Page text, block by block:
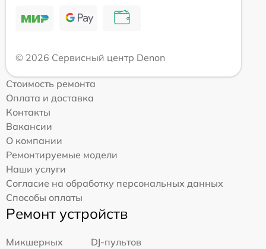
© 2026 Сервисный центр Denon
Стоимость ремонта
Оплата и доставка
Контакты
Вакансии
О компании
Ремонтируемые модели
Наши услуги
Согласие на обработку персональных данных
Способы оплаты
Ремонт устройств
Микшерных
DJ-пультов